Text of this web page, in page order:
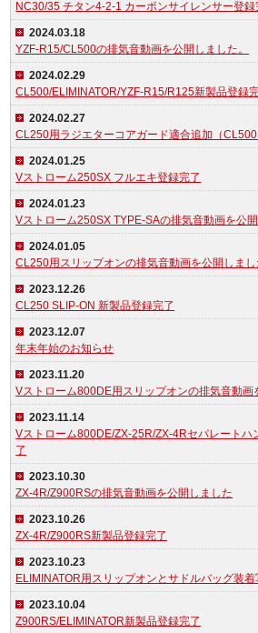
NC30/35 チタン4-2-1 カーボンサイレンサー登録
2024.03.18
YZF-R15/CL500の排気音動画を公開しました。
2024.02.29
CL500/ELIMINATOR/YZF-R15/R125新製品登録
2024.02.27
CL250用ラジエターコアガード適合追加（CL500
2024.01.25
Vストローム250SX フルエキ登録完了
2024.01.23
Vストローム250SX TYPE-SAの排気音動画を公
2024.01.05
CL250用スリップオンの排気音動画を公開しまし
2023.12.26
CL250 SLIP-ON 新製品登録完了
2023.12.07
年末年始のお知らせ
2023.11.20
Vストローム800DE用スリップオンの排気音動画
2023.11.14
Vストローム800DE/ZX-25R/ZX-4Rセパレートハ
了
2023.10.30
ZX-4R/Z900RSの排気音動画を公開しました
2023.10.26
ZX-4R/Z900RS新製品登録完了
2023.10.23
ELIMINATOR用スリップオンとサドルバッグ装
2023.10.04
Z900RS/ELIMINATOR新製品登録完了